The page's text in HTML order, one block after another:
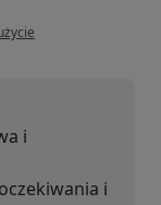
Antoni
i
i